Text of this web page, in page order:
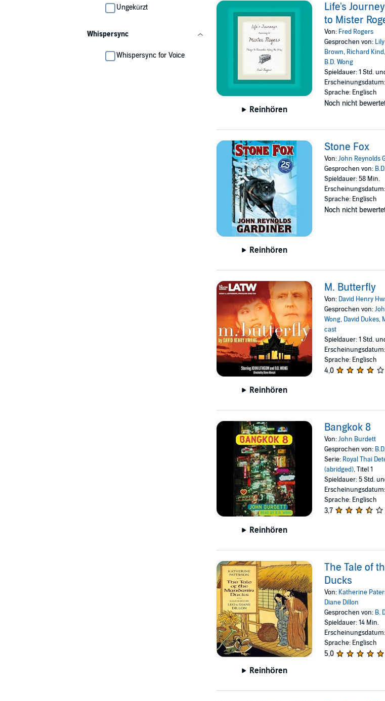
Ungekürzt
Whispersync
Whispersync for Voice
Reinhören
Life's
to Mister
Von: Fred Rogers
Gesprochen von:
Brown, Richard Kind
B.D. Wong
Spieldauer: 1 Std.
Sprache: Englisch
Noch nicht
Reinhören
Stone Fox
Von:John Reynolds
Gesprochen von:
Spieldauer: 58 Min.
Sprache: Englisch
Noch nicht
Reinhören
M. Butterfly
Von: David Henry
Gesprochen von:
Wong, David Dukes,
cast
Spieldauer: 1 Std.
Sprache: Englisch
4,0
Reinhören
Bangkok 8
Von:John Burdett
Gesprochen von:
Serie: Royal Thai
(abridged), Titel 1
Spieldauer: 5 Std.
Sprache: Englisch
3,7
Reinhören
The Tale of
Ducks
Von: Katherine
Diane Dillon
Gesprochen von: B.
Spieldauer: 14 Min.
Erscheinungsdatum:
Sprache: Englisch
5,0